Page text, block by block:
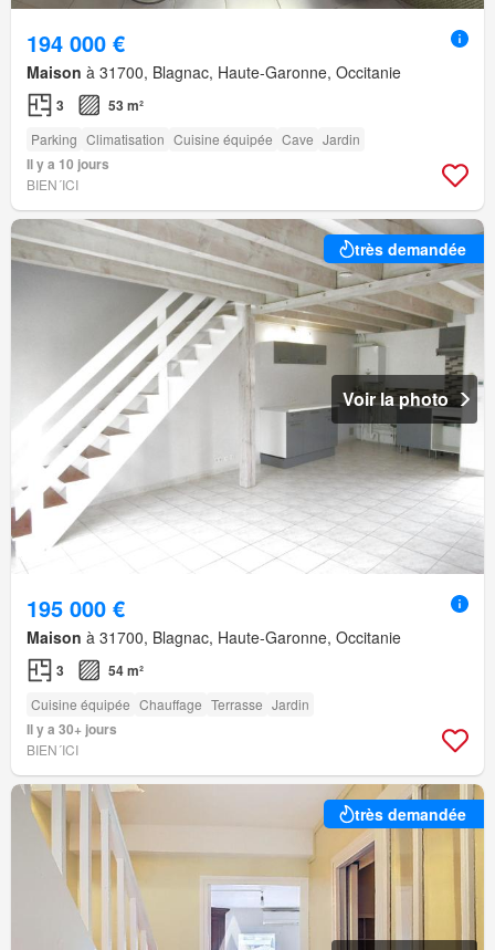
194 000 €
Maison à 31700, Blagnac, Haute-Garonne, Occitanie
3 53 m²
Parking Climatisation Cuisine équipée Cave Jardin
Il y a 10 jours
BIEN´ICI
très demandée
Voir la photo
195 000 €
Maison à 31700, Blagnac, Haute-Garonne, Occitanie
3 54 m²
Cuisine équipée Chauffage Terrasse Jardin
Il y a 30+ jours
BIEN´ICI
très demandée